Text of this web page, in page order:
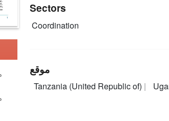
Sectors
Coordination
موقع
Tanzania (United Republic of)